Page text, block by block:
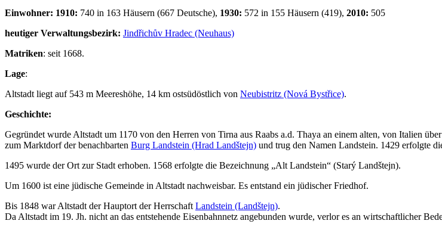
Einwohner: 1910: 740 in 163 Häusern (667 Deutsche), 1930: 572 in 155 Häusern (419), 2010: 505
heutiger Verwaltungsbezirk: Jindřichův Hradec (Neuhaus)
Matriken: seit 1668.
Lage:
Altstadt liegt auf 543 m Meereshöhe, 14 km ostsüdöstlich von Neubistritz (Nová Bystřice).
Geschichte:
Gegründet wurde Altstadt um 1170 von den Herren von Tirna aus Raabs a.d. Thaya an einem alten, von Italien
zum Marktdorf der benachbarten Burg Landstein (Hrad Landštejn) und trug den Namen Landstein. 1429 erfolgte
1495 wurde der Ort zur Stadt erhoben. 1568 erfolgte die Bezeichnung „Alt Landstein“ (Starý Landštejn).
Um 1600 ist eine jüdische Gemeinde in Altstadt nachweisbar. Es entstand ein jüdischer Friedhof.
Bis 1848 war Altstadt der Hauptort der Herrschaft Landstein (Landštejn).
Da Altstadt im 19. Jh. nicht an das entstehende Eisenbahnnetz angebunden wurde, verlor es an wirtschaftlicher